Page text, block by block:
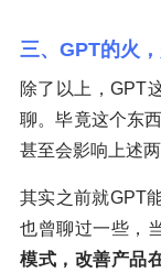
三、GPT的火
除了以上，GPT
聊。毕竟这个东
甚至会影响上述两
其实之前就GPT
也曾聊过一些，
模式，改善产品